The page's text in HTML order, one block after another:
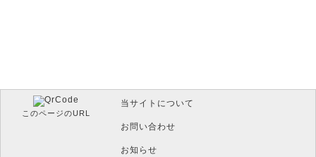
このページのURL
当サイトについて
お問い合わせ
お知らせ